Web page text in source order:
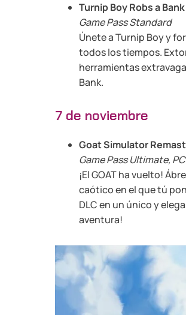
Turnip Boy Robs a Bank
Game Pass Standard
Únete a Turnip Boy y
todos los tiempos.
herramientas
Bank.
7 de noviembre
Goat Simulator
Game Pass Ultimate,
¡El GOAT ha vuelto!
caótico en el que tú
DLC en un único y
aventura!